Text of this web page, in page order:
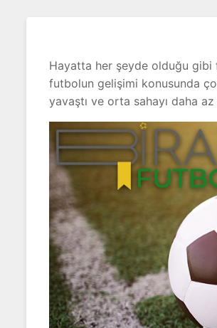
Hayatta her şeyde olduğu gibi
futbolun gelişimi konusunda
yavaştı ve orta sahayı daha